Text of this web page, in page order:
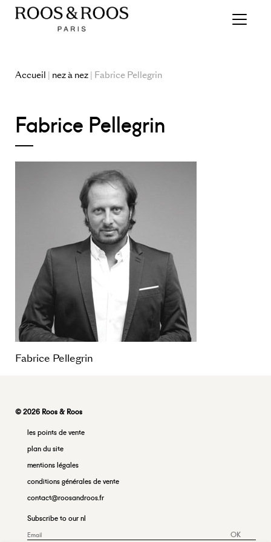
Accueil | nez à nez | Fabrice Pellegrin
Fabrice Pellegrin
Fabrice Pellegrin
© 2026 Roos & Roos
les points de vente
plan du site
mentions légales
conditions générales de vente
contact@roosandroos.fr
Subscribe to our nl
OK